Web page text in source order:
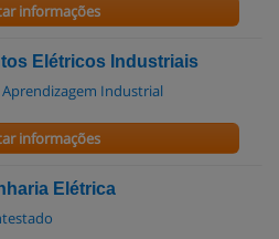
informações
Elétricos Industriais
Industrial
informações
Elétrica